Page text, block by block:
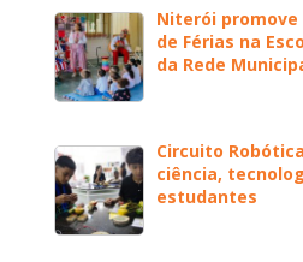
Niterói promove
de Férias na
da Rede
Circuito
ciência,
estudantes